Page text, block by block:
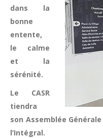
dans la
bonne
entente,
le calme
et la
sérénité.
Le CASR
tiendra
son Assemblée
l’Intégral.